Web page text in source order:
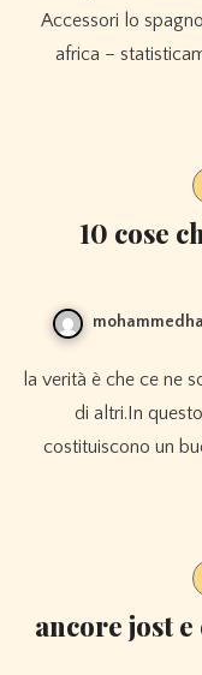
Accessori lo
africa –
10 cose
di altri.In
costituiscono un
ancore jost